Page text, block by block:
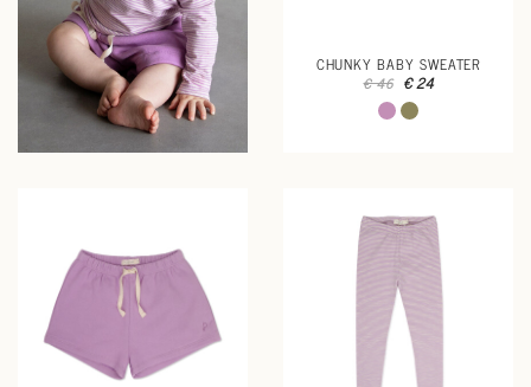
CHUNKY BABY SWEATER
€ 46 € 24